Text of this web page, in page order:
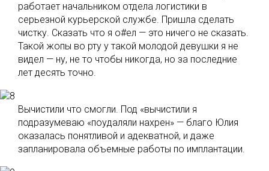
работает начальником отдела логистики в
серьезной курьерской службе. Пришла сделать
чистку. Сказать что я о#ел — это ничего не сказать.
Такой жопы во рту у такой молодой девушки я не
видел — ну, не то чтобы никогда, но за последние
лет десять точно.
Вычистили что смогли. Под «вычистили я
подразумеваю «поудаляли нахрен» — благо Юлия
оказалась понятливой и адекватной, и даже
запланировала объемные работы по имплантации.